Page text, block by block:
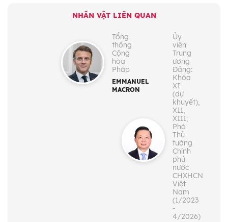
NHÂN VẬT LIÊN QUAN
Tổng
thống
Cộng
hòa
Pháp
EMMANUEL
MACRON
Ủy
viên
Trung
ương
Đảng:
Khóa
XI
(dự
khuyết),
XII,
XIII;
Phó
Thủ
tướng
Chính
phủ
nước
CHXHCN
Việt
Nam
(1/2023
-
4/2026)